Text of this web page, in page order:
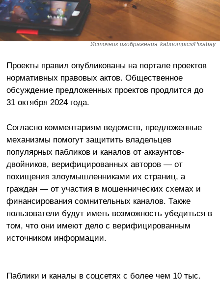
Источник изображения: kaboompics/Pixabay
Проекты правил опубликованы на портале проектов
нормативных правовых актов. Общественное
обсуждение предложенных проектов продлится до
31 октября 2024 года.
Согласно комментариям ведомств, предложенные
механизмы помогут защитить владельцев
популярных пабликов и каналов от аккаунтов-
двойников, верифицированных авторов — от
похищения злоумышленниками их страниц, а
граждан — от участия в мошеннических схемах и
финансирования сомнительных каналов. Также
пользователи будут иметь возможность убедиться в
том, что они имеют дело с верифицированным
источником информации.
Паблики и каналы в соцсетях с более чем 10 тыс.